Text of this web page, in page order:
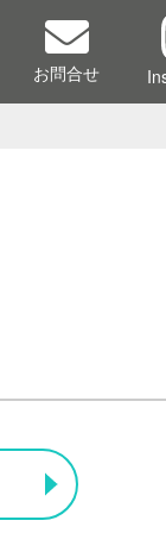
お問合せ